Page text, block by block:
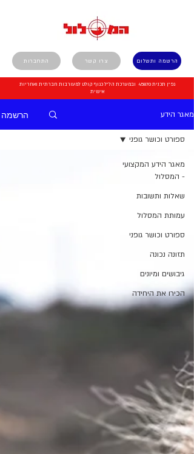
התחברות הרשמה ותשלום צרו קשר
גפ"ן תכנית 45870 ובמערכת הל"ל כגוף קולט למעורבות חברתית ואחריות
אישית
מאגר הידע הרשמה
מאגר הידע המקצועי
- המסלול
שאלות ותשובות
עמותת המסלול
ספורט וכושר גופני
תזונה נכונה
גיבושים ומיונים
הכירו את היחידה
ספורט וכושר גופני